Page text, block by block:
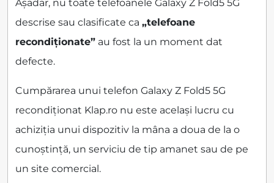
Așadar, nu toate telefoanele Galaxy Z Fold5 5G
descrise sau clasificate ca „telefoane
recondiționate” au fost la un moment dat
defecte.
Cumpărarea unui telefon Galaxy Z Fold5 5G
recondiționat Klap.ro nu este același lucru cu
achiziția unui dispozitiv la mâna a doua de la o
cunoștință, un serviciu de tip amanet sau de pe
un site comercial.